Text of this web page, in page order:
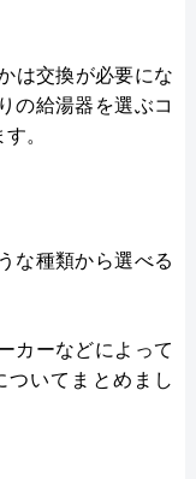
は交換が必要にな
の給湯器を選ぶコ
。
な種類から選べる
カーなどによって
ついてまとめまし